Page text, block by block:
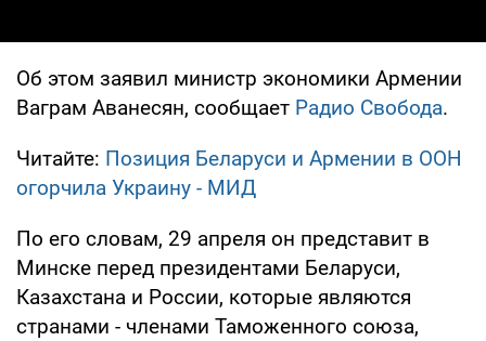
Об этом заявил министр экономики Армении
Ваграм Аванесян, сообщает Радио Свобода.
Читайте: Позиция Беларуси и Армении в ООН
огорчила Украину - МИД
По его словам, 29 апреля он представит в
Минске перед президентами Беларуси,
Казахстана и России, которые являются
странами - членами Таможенного союза,